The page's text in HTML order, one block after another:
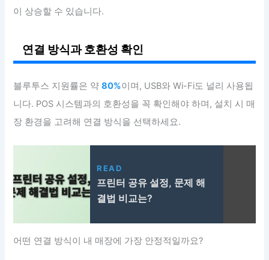
이 상승할 수 있습니다.
연결 방식과 호환성 확인
블루투스 지원률은 약80%이며, USB와 Wi-Fi도 널리 사용됩
니다. POS 시스템과의 호환성을 꼭 확인해야 하며, 설치 시 매
장 환경을 고려해 연결 방식을 선택하세요.
READ
프린터 공유 설정, 문제 해
결법 비교는?
어떤 연결 방식이 내 매장에 가장 안정적일까요?